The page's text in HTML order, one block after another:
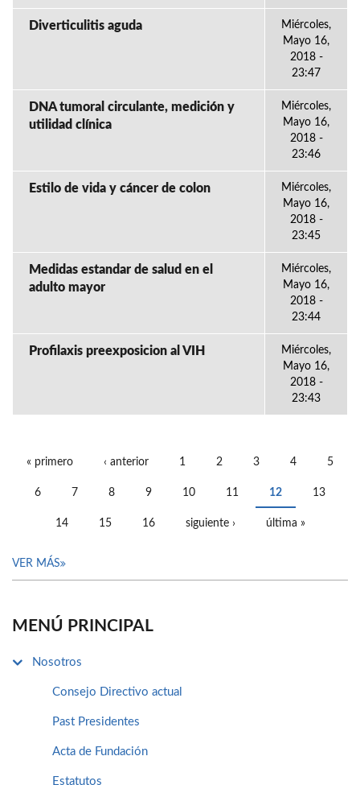
Diverticulitis aguda
Miércoles,
Mayo 16,
2018 -
23:47
DNA tumoral circulante, medición y
utilidad clínica
Miércoles,
Mayo 16,
2018 -
23:46
Estilo de vida y cáncer de colon
Miércoles,
Mayo 16,
2018 -
23:45
Medidas estandar de salud en el
adulto mayor
Miércoles,
Mayo 16,
2018 -
23:44
Profilaxis preexposicion al VIH
Miércoles,
Mayo 16,
2018 -
23:43
« primero ‹ anterior 1 2 3 4 5
6 7 8 9 10 11 12 13
14 15 16 siguiente › última »
VER MÁS
MENÚ PRINCIPAL
Nosotros
Consejo Directivo actual
Past Presidentes
Acta de Fundación
Estatutos